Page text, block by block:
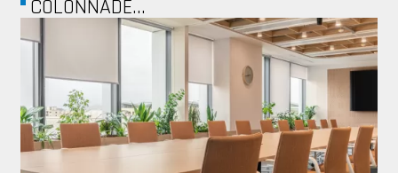
COLONNADE...